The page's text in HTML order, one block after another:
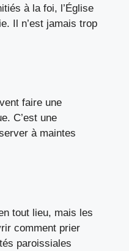
à la foi, l’Église
Il n’est jamais trop
faire une
C’est une
à maintes
tout lieu, mais les
comment prier
paroissiales